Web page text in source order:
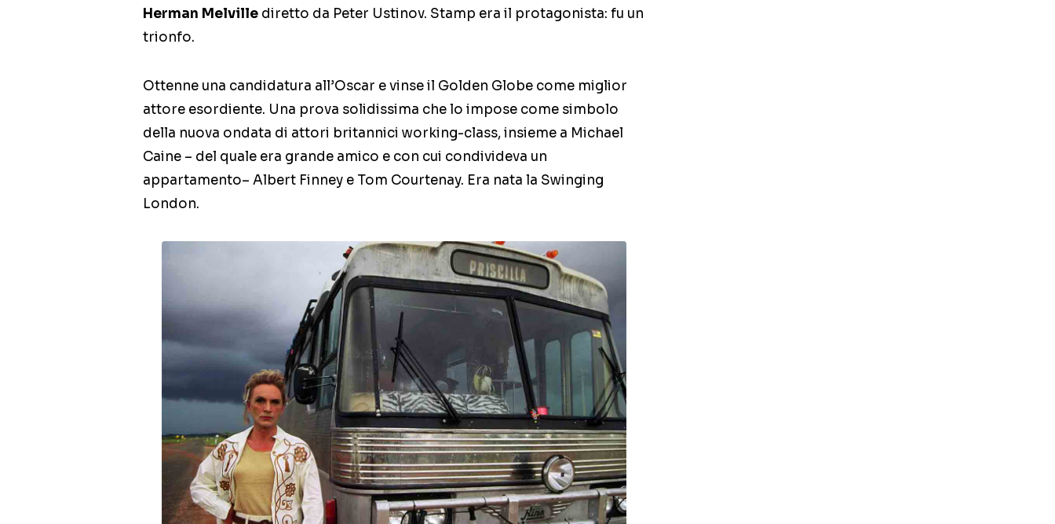
Herman Melville diretto da Peter Ustinov. Stamp era il protagonista: fu un
trionfo.
Ottenne una candidatura all’Oscar e vinse il Golden Globe come miglior
attore esordiente. Una prova solidissima che lo impose come simbolo
della nuova ondata di attori britannici working-class, insieme a Michael
Caine – del quale era grande amico e con cui condivideva un
appartamento– Albert Finney e Tom Courtenay. Era nata la Swinging
London.